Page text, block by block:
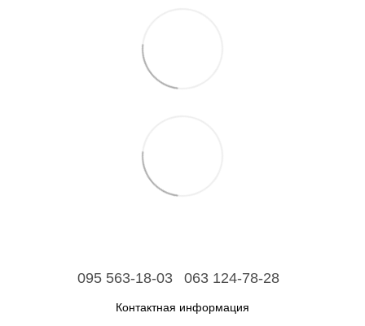
095 563-18-03 063 124-78-28
Контактная информация